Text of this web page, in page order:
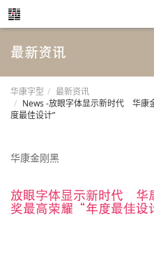
最新资讯
华康字型
最新资讯
News -放眼字体显示新时代 华康
度最佳设计”
华康金刚黑
放眼字体显示新时代 华
奖最高荣耀“年度最佳设